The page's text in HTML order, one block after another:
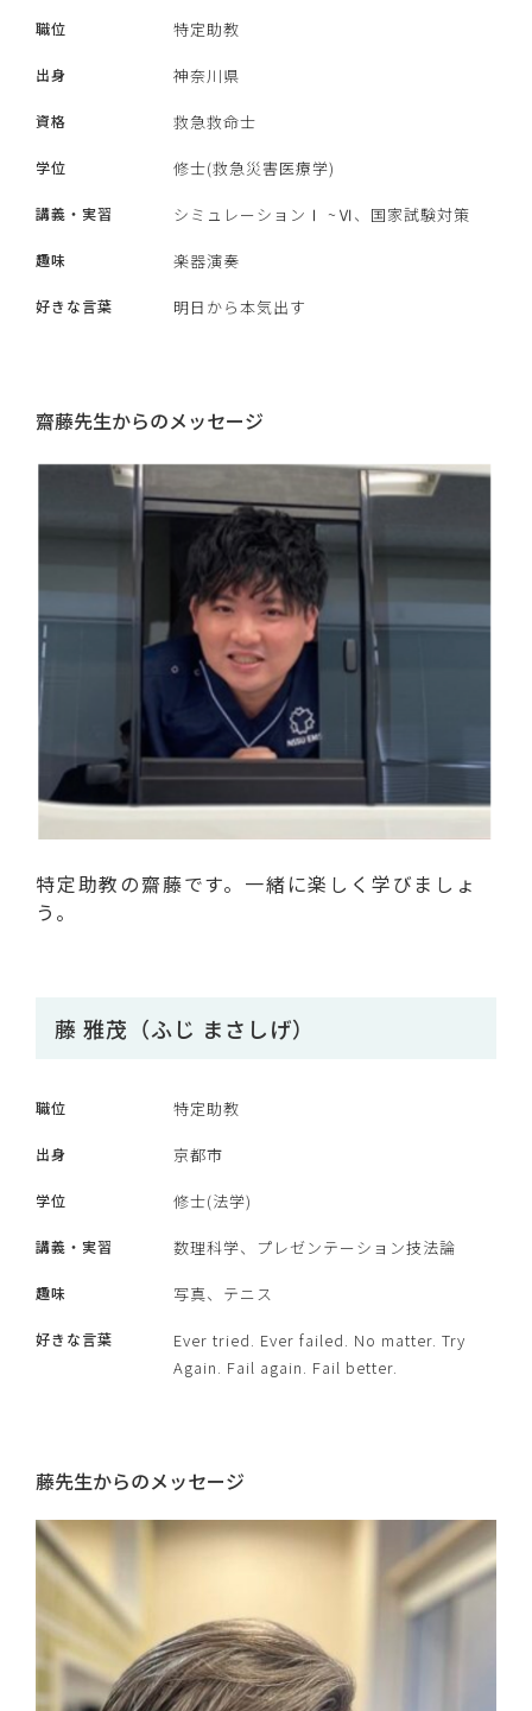
職位 特定助教
出身 神奈川県
資格 救急救命士
学位 修士(救急災害医療学)
講義・実習 シミュレーションⅠ ~Ⅵ、国家試験対策
趣味 楽器演奏
好きな言葉 明日から本気出す
齋藤先生からのメッセージ
特定助教の齋藤です。一緒に楽しく学びましょ
う。
藤 雅茂（ふじ まさしげ）
職位 特定助教
出身 京都市
学位 修士(法学)
講義・実習 数理科学、プレゼンテーション技法論
趣味 写真、テニス
好きな言葉
Ever tried. Ever failed. No matter. Try
Again. Fail again. Fail better.
藤先生からのメッセージ